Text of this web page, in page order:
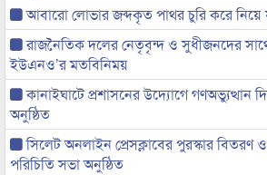
আবারো লোভার জব্দকৃত পাথর চুরি করে নিয়ে
রাজনৈতিক দলের নেতৃবৃন্দ ও সুধীজনদের
ইউএনও’র মতবিনিময়
কানাইঘাটে প্রশাসনের উদ্যোগে
অনুষ্ঠিত
সিলেট অনলাইন প্রেসক্লাবের পুরস্কার
পরিচিতি সভা অনুষ্ঠিত